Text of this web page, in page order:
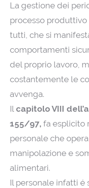
La gestione dei
processo
tutti, che si
comportamenti
del proprio lavoro,
costantemente le
avvenga.
Il capitolo VIII
155/97, fa esplicito
personale che
manipolazione e
alimentari.
Il personale infatti é